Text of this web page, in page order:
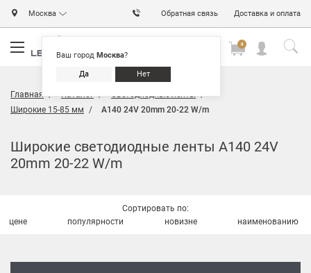
Москва
Ваш город Москва?
Да Нет
Обратная связь Доставка и оплата
0
Главная Каталог
Светодиодные ленты
Широкие 15-85 мм
A140 24V 20mm 20-22 W/m
Широкие светодиодные ленты A140 24V
20mm 20-22 W/m
Сортировать по:
цене
популярности новизне наименованию